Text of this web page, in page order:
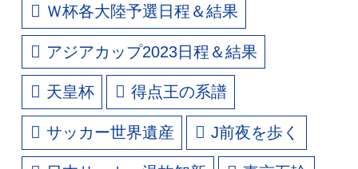
Ｗ杯各大陸予選日程＆結果
アジアカップ2023日程＆結果
天皇杯 得点王の系譜
サッカー世界遺産 J前夜を歩く